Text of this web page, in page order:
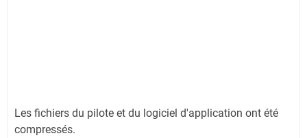
Les fichiers du pilote et du logiciel d'application ont été
compressés.